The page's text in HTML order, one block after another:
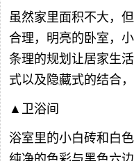
虽然家里面积不大，
合理，明亮的卧室，
条理的规划让居家生
式以及隐藏式的结合
▲卫浴间
浴室里的小白砖和白